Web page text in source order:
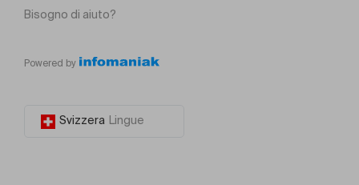
Bisogno di aiuto?
Powered by
Svizzera Lingue